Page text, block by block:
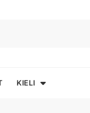
KIELI